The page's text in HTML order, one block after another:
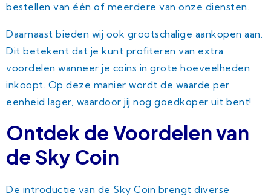
bestellen van één of meerdere van onze diensten.
Daarnaast bieden wij ook grootschalige aankopen aan.
Dit betekent dat je kunt profiteren van extra
voordelen wanneer je coins in grote hoeveelheden
inkoopt. Op deze manier wordt de waarde per
eenheid lager, waardoor jij nog goedkoper uit bent!
Ontdek de Voordelen van
de Sky Coin
De introductie van de Sky Coin brengt diverse